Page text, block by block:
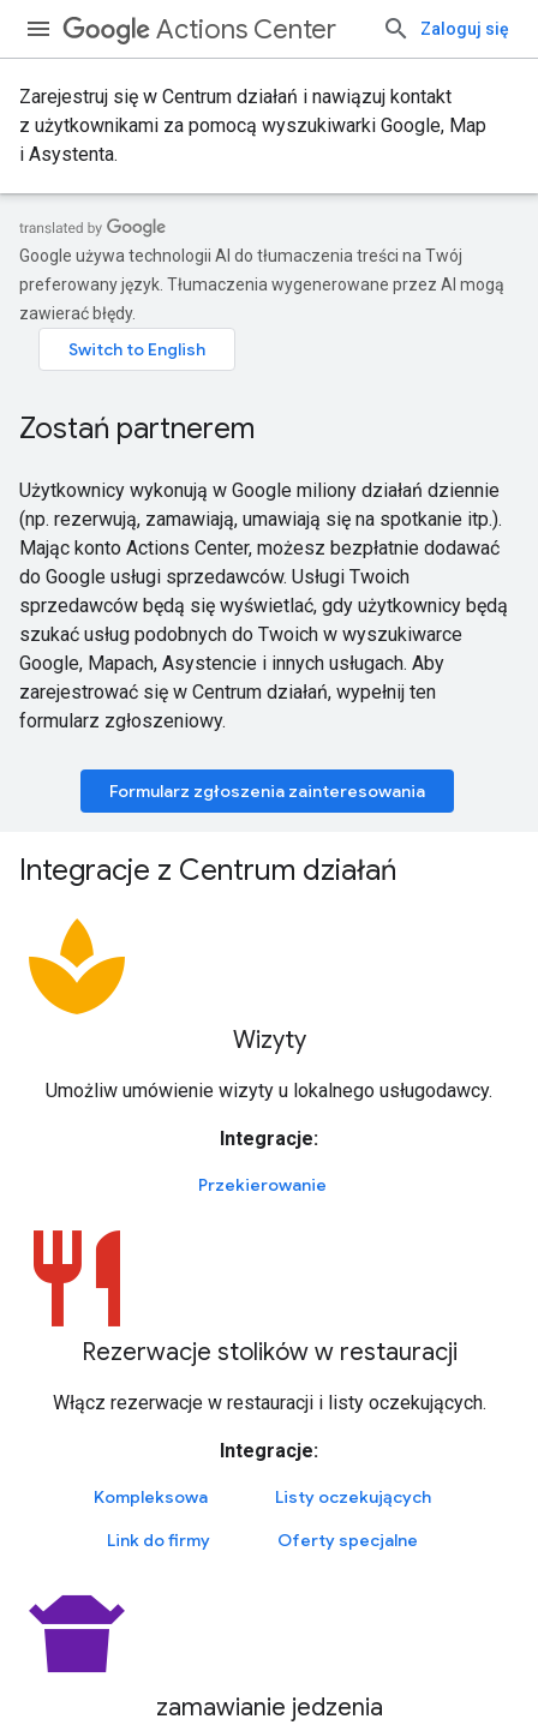
Actions Center Zaloguj się
Zarejestruj się w Centrum działań i nawiązuj kontakt
z użytkownikami za pomocą wyszukiwarki Google, Map
i Asystenta.
Google używa technologii AI do tłumaczenia treści na Twój
preferowany język. Tłumaczenia wygenerowane przez AI mogą
zawierać błędy.
Zostań partnerem
Użytkownicy wykonują w Google miliony działań dziennie
(np. rezerwują, zamawiają, umawiają się na spotkanie itp.).
Mając konto Actions Center, możesz bezpłatnie dodawać
do Google usługi sprzedawców. Usługi Twoich
sprzedawców będą się wyświetlać, gdy użytkownicy będą
szukać usług podobnych do Twoich w wyszukiwarce
Google, Mapach, Asystencie i innych usługach. Aby
zarejestrować się w Centrum działań, wypełnij ten
formularz zgłoszeniowy.
Formularz zgłoszenia zainteresowania
Integracje z Centrum działań
spa
Wizyty
Umożliw umówienie wizyty u lokalnego usługodawcy.
Integracje:
Przekierowanie
restaurant
Rezerwacje stolików w restauracji
Włącz rezerwacje w restauracji i listy oczekujących.
Integracje:
Kompleksowa
Listy oczekujących
Link do firmy
Oferty specjalne
takeout_dining
zamawianie jedzenia